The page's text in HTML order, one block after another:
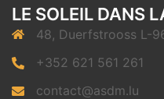
LE SOLEIL DANS
48, Duerfstrooss L-
+352 621 561 261
contact@asdm.lu